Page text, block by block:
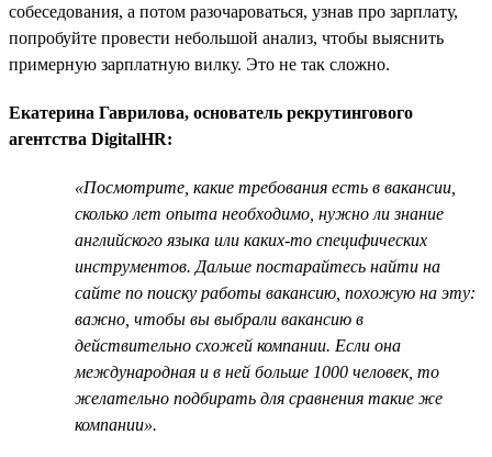
собеседования, а потом разочароваться, узнав про зарплату,
попробуйте провести небольшой анализ, чтобы выяснить
примерную зарплатную вилку. Это не так сложно.
Екатерина Гаврилова, основатель рекрутингового
агентства DigitalHR:
«Посмотрите, какие требования есть в вакансии,
сколько лет опыта необходимо, нужно ли знание
английского языка или каких-то специфических
инструментов. Дальше постарайтесь найти на
сайте по поиску работы вакансию, похожую на эту:
важно, чтобы вы выбрали вакансию в
действительно схожей компании. Если она
международная и в ней больше 1000 человек, то
желательно подбирать для сравнения такие же
компании».